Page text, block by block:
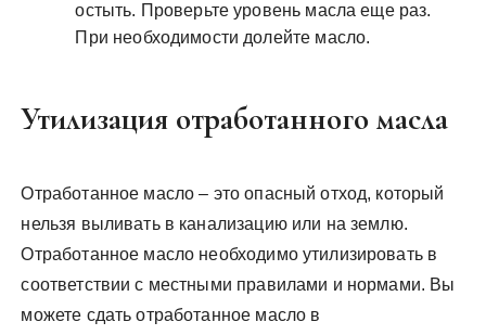
остыть. Проверьте уровень масла еще раз.
При необходимости долейте масло.
Утилизация отработанного масла
Отработанное масло – это опасный отход, который
нельзя выливать в канализацию или на землю.
Отработанное масло необходимо утилизировать в
соответствии с местными правилами и нормами. Вы
можете сдать отработанное масло в